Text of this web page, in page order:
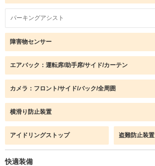
パーキングアシスト
障害物センサー
エアバック：運転席/助手席/サイド/カーテン
カメラ：フロント/サイド/バック/全周囲
横滑り防止装置
アイドリングストップ 盗難防止装置
快適装備